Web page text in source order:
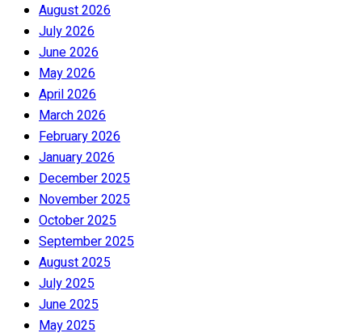
August 2026
July 2026
June 2026
May 2026
April 2026
March 2026
February 2026
January 2026
December 2025
November 2025
October 2025
September 2025
August 2025
July 2025
June 2025
May 2025